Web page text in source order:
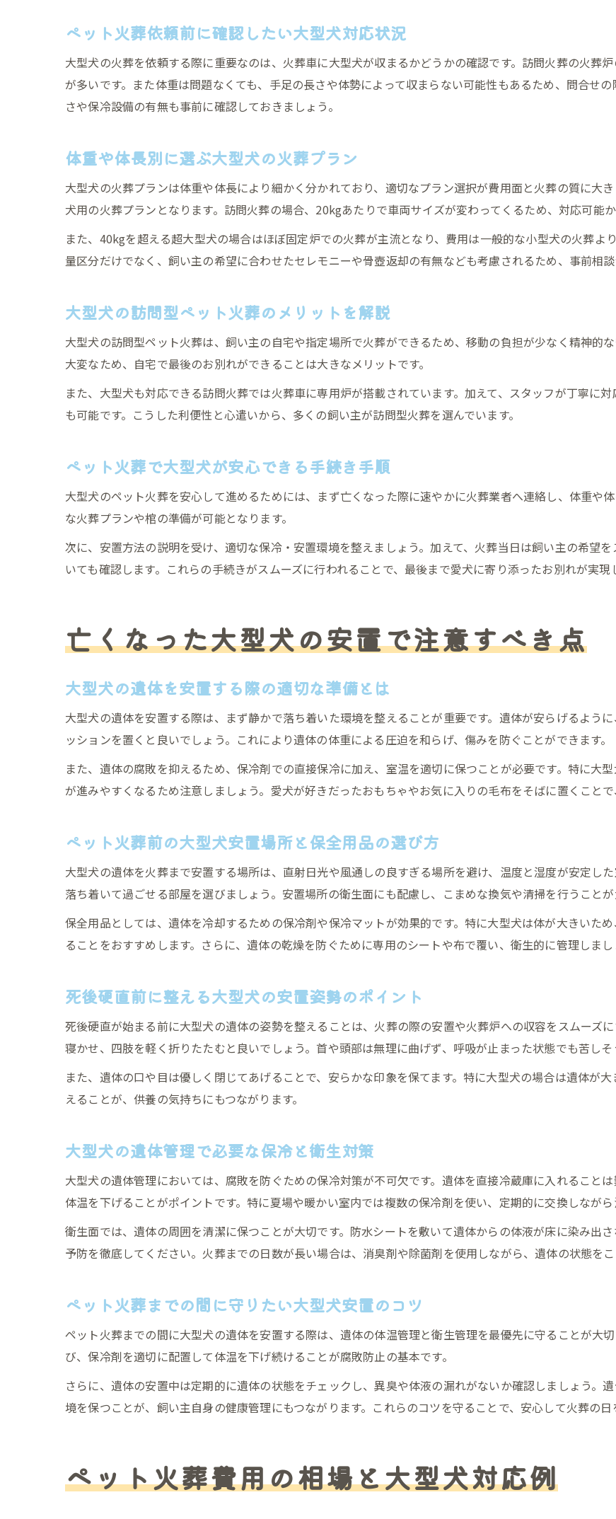
大型犬の火葬費用を抑えるための比較ポイント
ペット火葬費用と大型犬ならではの注意事項
大型犬火葬で選べるプランと費用目安を紹介
大型犬ペット火葬で推奨される保全用品の特徴
ペット火葬時に便利な大型犬用アイテムを解説
安定して遺体を安置する大型犬用棺選びのコツ
庭に遺体を埋めずに火葬を選ぶ理由とは
ペット火葬が勧められる衛生・法律面の理由
大型犬の埋葬トラブルと火葬利用の安心感
火葬後の遺骨供養で得られる心の区切り
大型犬をペット火葬することで避けられる問題
愛犬との穏やかな別れのための実践ポイント
ペット火葬までの時間に飼い主ができる心構え
天国への扉ペットメモリアル静岡富士宮
ペット火葬依頼前に確認したい大型犬対応状況
大型犬の火葬を依頼する際に重要なのは、火葬車に大型犬が収まるかどうかの確認です。訪問火葬の火葬
が多いです。また体重は問題なくても、手足の長さや体勢によって収まらない可能性もあるため、問合せ
さや保冷設備の有無も事前に確認しておきましょう。
体重や体長別に選ぶ大型犬の火葬プラン
大型犬の火葬プランは体重や体長により細かく分かれており、適切なプラン選択が費用面と火葬の質に大
犬用の火葬プランとなります。訪問火葬の場合、20kgあたりで車両サイズが変わってくるため、対応可能
また、40kgを超える超大型犬の場合はほぼ固定炉での火葬が主流となり、費用は一般的な小型犬の火葬よ
量区分だけでなく、飼い主の希望に合わせたセレモニーや骨壺返却の有無なども考慮されるため、事前相談
大型犬の訪問型ペット火葬のメリットを解説
大型犬の訪問型ペット火葬は、飼い主の自宅や指定場所で火葬ができるため、移動の負担が少なく精神的
大変なため、自宅で最後のお別れができることは大きなメリットです。
また、大型犬も対応できる訪問火葬では火葬車に専用炉が搭載されています。加えて、スタッフが丁寧に
も可能です。こうした利便性と心遣いから、多くの飼い主が訪問型火葬を選んでいます。
ペット火葬で大型犬が安心できる手続き手順
大型犬のペット火葬を安心して進めるためには、まず亡くなった際に速やかに火葬業者へ連絡し、体重や
な火葬プランや棺の準備が可能となります。
次に、安置方法の説明を受け、適切な保冷・安置環境を整えましょう。加えて、火葬当日は飼い主の希望
いても確認します。これらの手続きがスムーズに行われることで、最後まで愛犬に寄り添ったお別れが実現
亡くなった大型犬の安置で注意すべき点
大型犬の遺体を安置する際の適切な準備とは
大型犬の遺体を安置する際は、まず静かで落ち着いた環境を整えることが重要です。遺体が安らげるよう
ッションを置くと良いでしょう。これにより遺体の体重による圧迫を和らげ、傷みを防ぐことができます。
また、遺体の腐敗を抑えるため、保冷剤での直接保冷に加え、室温を適切に保つことが必要です。特に大
が進みやすくなるため注意しましょう。愛犬が好きだったおもちゃやお気に入りの毛布をそばに置くことで
ペット火葬前の大型犬安置場所と保全用品の選び方
大型犬の遺体を火葬まで安置する場所は、直射日光や風通しの良すぎる場所を避け、温度と湿度が安定し
落ち着いて過ごせる部屋を選びましょう。安置場所の衛生面にも配慮し、こまめな換気や清掃を行うことが
保全用品としては、遺体を冷却するための保冷剤や保冷マットが効果的です。特に大型犬は体が大きいた
ることをおすすめします。さらに、遺体の乾燥を防ぐために専用のシートや布で覆い、衛生的に管理しまし
死後硬直前に整える大型犬の安置姿勢のポイント
死後硬直が始まる前に大型犬の遺体の姿勢を整えることは、火葬の際の安置や火葬炉への収容をスムーズ
寝かせ、四肢を軽く折りたたむと良いでしょう。首や頭部は無理に曲げず、呼吸が止まった状態でも苦しそ
また、遺体の口や目は優しく閉じてあげることで、安らかな印象を保てます。特に大型犬の場合は遺体が
えることが、供養の気持ちにもつながります。
大型犬の遺体管理で必要な保冷と衛生対策
大型犬の遺体管理においては、腐敗を防ぐための保冷対策が不可欠です。遺体を直接冷蔵庫に入れること
体温を下げることがポイントです。特に夏場や暖かい室内では複数の保冷剤を使い、定期的に交換しながら
衛生面では、遺体の周囲を清潔に保つことが大切です。防水シートを敷いて遺体からの体液が床に染み出
予防を徹底してください。火葬までの日数が長い場合は、消臭剤や除菌剤を使用しながら、遺体の状態を
ペット火葬までの間に守りたい大型犬安置のコツ
ペット火葬までの間に大型犬の遺体を安置する際は、遺体の体温管理と衛生管理を最優先に守ることが大
び、保冷剤を適切に配置して体温を下げ続けることが腐敗防止の基本です。
さらに、遺体の安置中は定期的に遺体の状態をチェックし、異臭や体液の漏れがないか確認しましょう。
境を保つことが、飼い主自身の健康管理にもつながります。これらのコツを守ることで、安心して火葬の日
ペット火葬費用の相場と大型犬対応例